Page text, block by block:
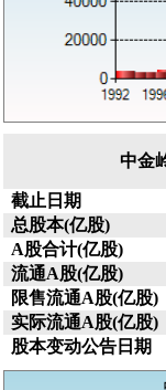
中金
截止日期
总股本(亿股)
A股合计(亿股)
流通A股(亿股)
限售流通A股(亿股)
实际流通A股(亿股)
股本变动公告日期